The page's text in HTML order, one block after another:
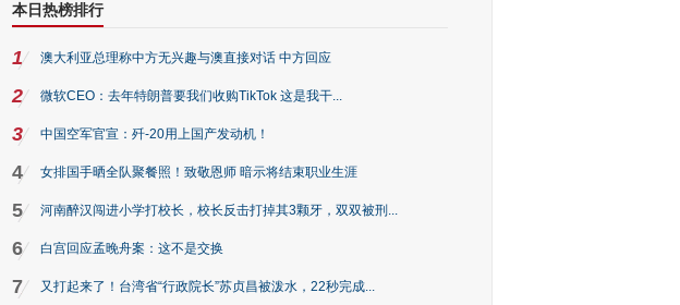
本日热榜排行
1 澳大利亚总理称中方无兴趣与澳直接对话 中方回应
2 微软CEO：去年特朗普要我们收购TikTok 这是我干...
3 中国空军官宣：歼-20用上国产发动机！
4 女排国手晒全队聚餐照！致敬恩师 暗示将结束职业生涯
5 河南醉汉闯进小学打校长，校长反击打掉其3颗牙，双双被刑...
6 白宫回应孟晚舟案：这不是交换
7 又打起来了！台湾省“行政院长”苏贞昌被泼水，22秒完成...